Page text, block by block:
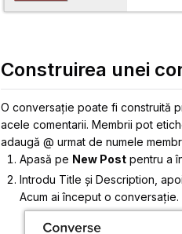
Construirea unei
O conversație poate fi construită
acele comentarii. Membrii pot
adaugă @ urmat de numele
Apasă pe New Post pentru a
Introdu Title și Description ,
Acum ai început o conversație.